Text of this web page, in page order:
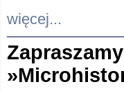
więcej...